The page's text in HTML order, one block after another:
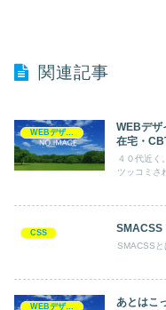
関連記事
WEBデザイン
WEBデザ
在宅・
４０代近く
ツッコミさ
CSS SMACSS
SMACSS
WEBデザイン
あとはこ